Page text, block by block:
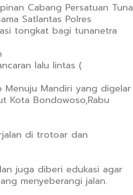
Cabang Persatuan Tuna
Satlantas Polres
tongkat bagi tunanetra
lalu lintas (
Menuju Mandiri yang digelar
Kota Bondowoso,Rabu
di trotoar dan
juga diberi edukasi agar
menyeberangi jalan.